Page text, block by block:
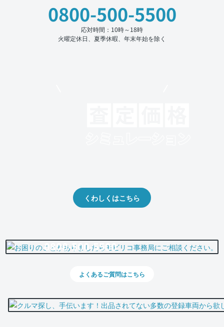
0800-500-5500
応対時間：10時～18時
火曜定休日、夏季休暇、年末年始を除く
くわしくはこちら
0800-500-5500
よくあるご質問はこちら